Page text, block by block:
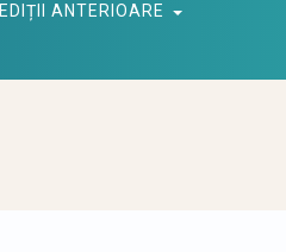
EDIȚII ANTERIOARE